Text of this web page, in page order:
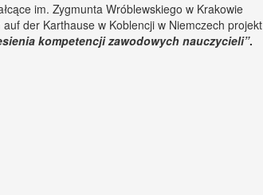
im. Zygmunta Wróblewskiego w Krakowie
der Karthause w Koblencji w Niemczech projekt
kompetencji zawodowych nauczycieli”.